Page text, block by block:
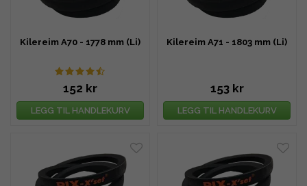
Kilereim A70 - 1778 mm (Li)
152 kr
LEGG TIL HANDLEKURV
Kilereim A71 - 1803 mm (Li)
153 kr
LEGG TIL HANDLEKURV